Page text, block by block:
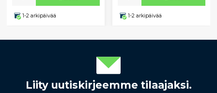
1-2 arkipäivää 1-2 arkipäivää
Liity uutiskirjeemme tilaajaksi.